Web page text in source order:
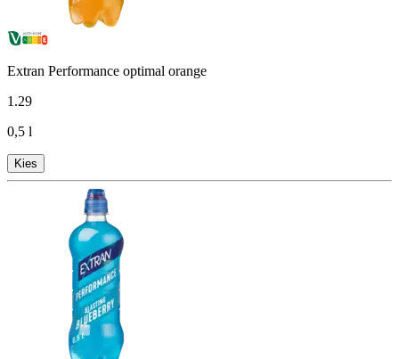
Extran Performance optimal orange
1.29
0,5 l
Kies